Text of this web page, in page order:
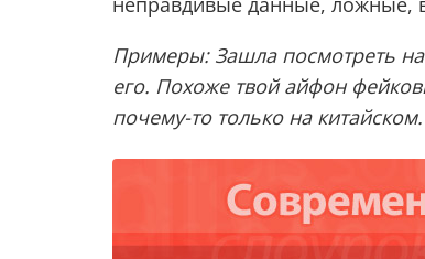
Примеры: Зашла посмотреть
его. Похоже твой айфон
почему-то только на китайском.